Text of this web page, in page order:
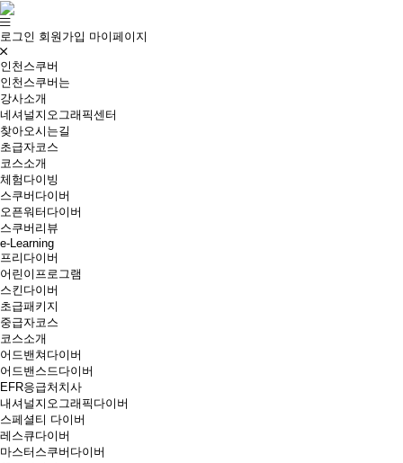
로그인 회원가입 마이페이지
인천스쿠버
인천스쿠버는
강사소개
네셔널지오그래픽센터
찾아오시는길
초급자코스
코스소개
체험다이빙
스쿠버다이버
오픈워터다이버
스쿠버리뷰
e-Learning
프리다이버
어린이프로그램
스킨다이버
초급패키지
중급자코스
코스소개
어드밴쳐다이버
어드밴스드다이버
EFR응급처치사
내셔널지오그래픽다이버
스페셜티 다이버
레스큐다이버
마스터스쿠버다이버